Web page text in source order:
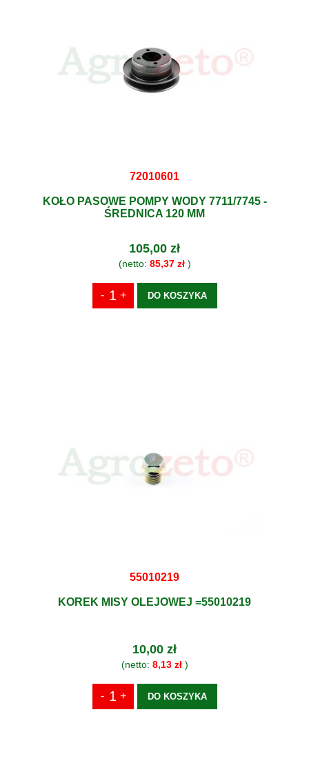
72010601
KOŁO PASOWE POMPY WODY 7711/7745 -
ŚREDNICA 120 MM
105,00 zł
(netto: 85,37 zł)
DO KOSZYKA
55010219
KOREK MISY OLEJOWEJ =55010219
10,00 zł
(netto: 8,13 zł)
DO KOSZYKA